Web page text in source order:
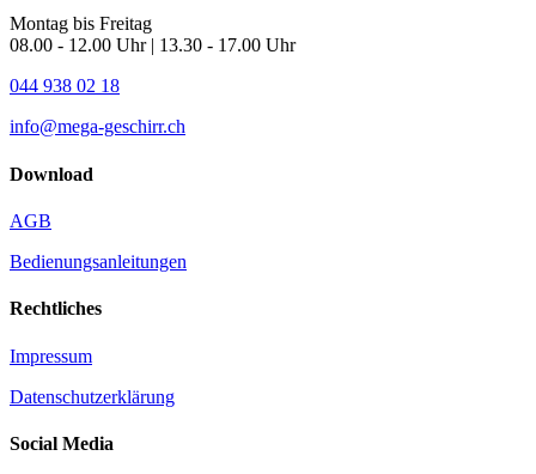
Montag bis Freitag
08.00 - 12.00 Uhr | 13.30 - 17.00 Uhr
044 938 02 18
info@mega-geschirr.ch
Download
AGB
Bedienungsanleitungen
Rechtliches
Impressum
Datenschutzerklärung
Social Media